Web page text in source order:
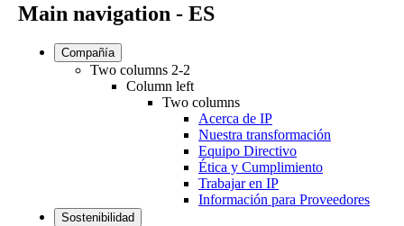
Main navigation - ES
Compañía
Two columns 2-2
Column left
Two columns
Acerca de IP
Nuestra transformación
Equipo Directivo
Ética y Cumplimiento
Trabajar en IP
Información para Proveedores
Sostenibilidad